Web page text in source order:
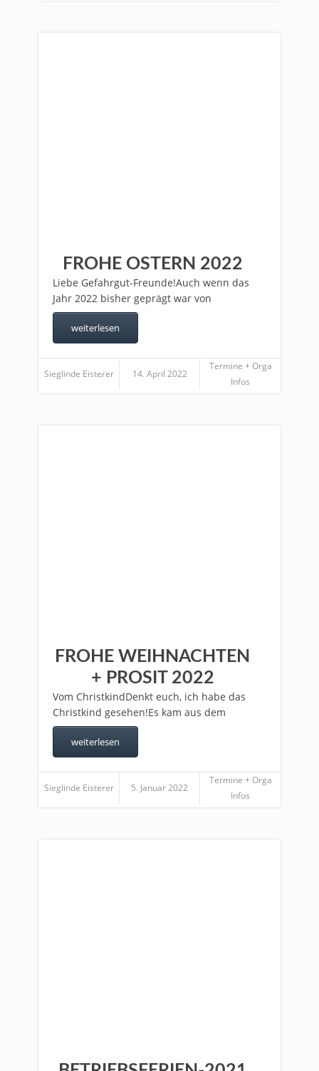
FROHE OSTERN 2022
Liebe Gefahrgut-Freunde!Auch wenn das
Jahr 2022 bisher geprägt war von
weiterlesen
Sieglinde Eisterer 14. April 2022
Termine + Orga
Infos
FROHE WEIHNACHTEN
+ PROSIT 2022
Vom ChristkindDenkt euch, ich habe das
Christkind gesehen!Es kam aus dem
weiterlesen
Sieglinde Eisterer 5. Januar 2022
Termine + Orga
Infos